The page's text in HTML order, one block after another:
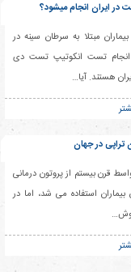
در ایران انجام میشود؟
مبتلا به سرطان سینه در
تست انکوتیپ تست دی
هستند. آیا…
تراپی در جهان
قرن بیستم از پروتون درمانی
بیماران استفاده می شد، اما در